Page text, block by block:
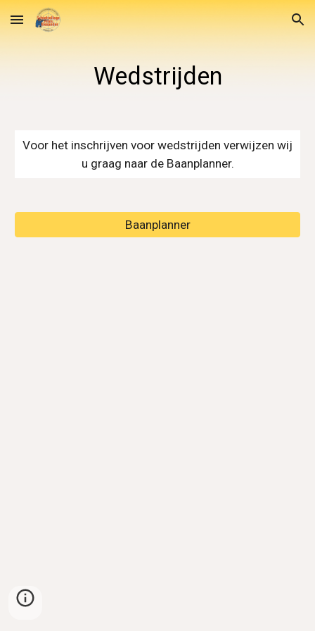
Skip to main content Skip to navigation
Wedstrijden
Voor het inschrijven voor wedstrijden verwijzen wij
u graag naar de Baanplanner.
Baanplanner